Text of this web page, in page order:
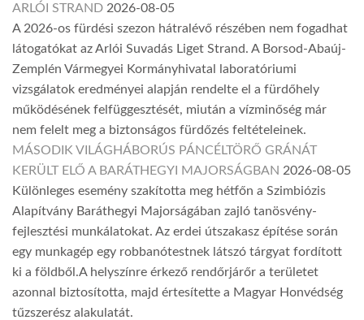
ARLÓI STRAND 2026-08-05
A 2026-os fürdési szezon hátralévő részében nem fogadhat
látogatókat az Arlói Suvadás Liget Strand. A Borsod-Abaúj-
Zemplén Vármegyei Kormányhivatal laboratóriumi
vizsgálatok eredményei alapján rendelte el a fürdőhely
működésének felfüggesztését, miután a vízminőség már
nem felelt meg a biztonságos fürdőzés feltételeinek.
MÁSODIK VILÁGHÁBORÚS PÁNCÉLTÖRŐ GRÁNÁT
KERÜLT ELŐ A BARÁTHEGYI MAJORSÁGBAN 2026-08-05
Különleges esemény szakította meg hétfőn a Szimbiózis
Alapítvány Baráthegyi Majorságában zajló tanösvény-
fejlesztési munkálatokat. Az erdei útszakasz építése során
egy munkagép egy robbanótestnek látszó tárgyat fordított
ki a földből.A helyszínre érkező rendőrjárőr a területet
azonnal biztosította, majd értesítette a Magyar Honvédség
tűzszerész alakulatát.